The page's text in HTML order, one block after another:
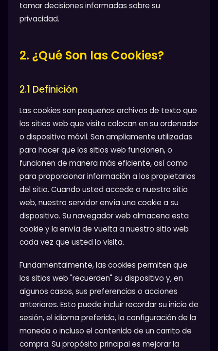
tomar decisiones informadas sobre su
privacidad.
2. ¿Qué Son las Cookies?
2.1 Definición
Las cookies son pequeños archivos de texto que
los sitios web que visita colocan en su ordenador
o dispositivo móvil. Son ampliamente utilizadas
para hacer que los sitios web funcionen, o
funcionen de manera más eficiente, así como
para proporcionar información a los propietarios
del sitio. Cuando usted accede a nuestro sitio
web, nuestro servidor envía una cookie a su
dispositivo. Su navegador web almacena esta
cookie y la envía de vuelta a nuestro sitio web
cada vez que usted lo visita.
Fundamentalmente, las cookies permiten que
los sitios web "recuerden" su dispositivo y, en
algunos casos, sus preferencias o acciones
anteriores. Esto puede incluir recordar su inicio de
sesión, el idioma preferido, la configuración de la
moneda o incluso el contenido de un carrito de
compra. Su propósito principal es mejorar la